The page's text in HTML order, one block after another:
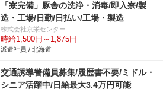
「寮完備」豚舎の洗浄・消毒/即入寮/製
造・工場/日勤/日払い/工場・製造
株式会社京栄センター
時給1,500円～1,875円
派遣社員 / 北海道
交通誘導警備員募集/履歴書不要/ミドル・
シニア活躍中/日給最大3.4万円可能